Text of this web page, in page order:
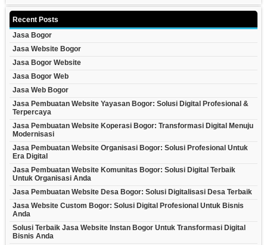
Recent Posts
Jasa Bogor
Jasa Website Bogor
Jasa Bogor Website
Jasa Bogor Web
Jasa Web Bogor
Jasa Pembuatan Website Yayasan Bogor: Solusi Digital Profesional &
Terpercaya
Jasa Pembuatan Website Koperasi Bogor: Transformasi Digital Menuju
Modernisasi
Jasa Pembuatan Website Organisasi Bogor: Solusi Profesional Untuk
Era Digital
Jasa Pembuatan Website Komunitas Bogor: Solusi Digital Terbaik
Untuk Organisasi Anda
Jasa Pembuatan Website Desa Bogor: Solusi Digitalisasi Desa Terbaik
Jasa Website Custom Bogor: Solusi Digital Profesional Untuk Bisnis
Anda
Solusi Terbaik Jasa Website Instan Bogor Untuk Transformasi Digital
Bisnis Anda